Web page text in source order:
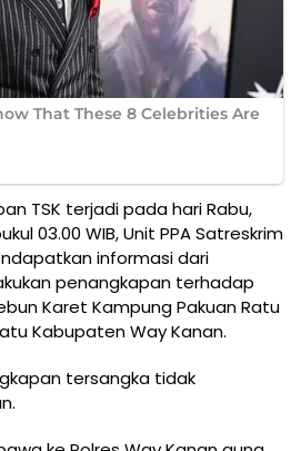
TSK terjadi pada hari Rabu,
03.00 WIB, Unit PPA Satreskrim
informasi dari
penangkapan terhadap
Karet Kampung Pakuan Ratu
Kabupaten Way Kanan.
tersangka tidak